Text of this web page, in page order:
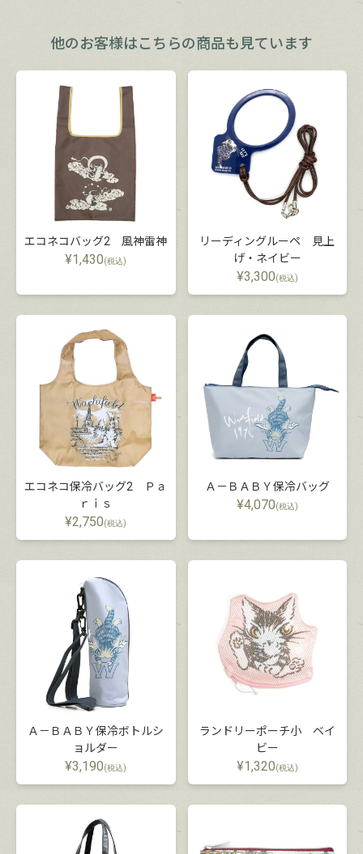
他のお客様はこちらの商品も見ています
エコネコバッグ2 風神雷神
¥1,430(税込)
リーディングルーペ 見上
げ・ネイビー
¥3,300(税込)
エコネコ保冷バッグ2 Ｐａ
ｒｉｓ
¥2,750(税込)
Ａ－ＢＡＢＹ保冷バッグ
¥4,070(税込)
Ａ－ＢＡＢＹ保冷ボトルシ
ョルダー
¥3,190(税込)
ランドリーポーチ小 ベイ
ビー
¥1,320(税込)